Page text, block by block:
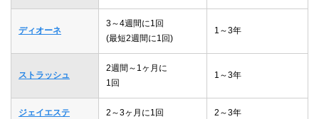
ディオーネ
3～4週間に1回
(最短2週間に1回)
1～3年
ストラッシュ
2週間～1ヶ月に
1回
1～3年
ジェイエステ 2～3ヶ月に1回 2～3年